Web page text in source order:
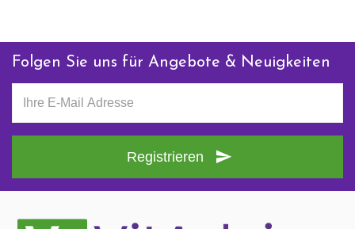
Folgen Sie uns für Angebote & Neuigkeiten
Registrieren